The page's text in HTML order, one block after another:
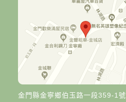
金門縣金寧鄉伯玉路一段359-1號